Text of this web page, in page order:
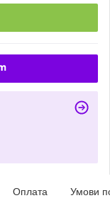
Оплата Умови